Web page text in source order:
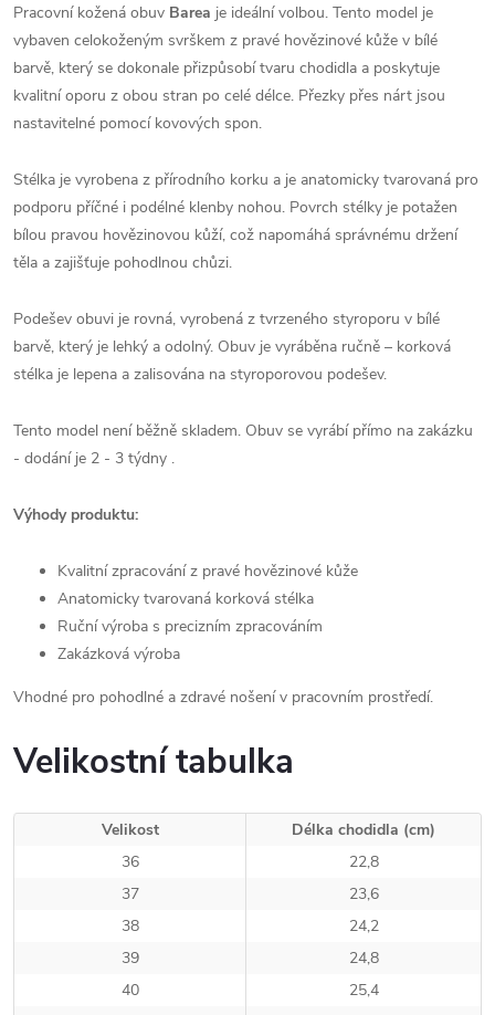
Pracovní kožená obuv Barea je ideální volbou. Tento model je
vybaven celokoženým svrškem z pravé hovězinové kůže v bílé
barvě, který se dokonale přizpůsobí tvaru chodidla a poskytuje
kvalitní oporu z obou stran po celé délce. Přezky přes nárt jsou
nastavitelné pomocí kovových spon.
Stélka je vyrobena z přírodního korku a je anatomicky tvarovaná pro
podporu příčné i podélné klenby nohou. Povrch stélky je potažen
bílou pravou hovězinovou kůží, což napomáhá správnému držení
těla a zajišťuje pohodlnou chůzi.
Podešev obuvi je rovná, vyrobená z tvrzeného styroporu v bílé
barvě, který je lehký a odolný. Obuv je vyráběna ručně – korková
stélka je lepena a zalisována na styroporovou podešev.
Tento model není běžně skladem. Obuv se vyrábí přímo na zakázku
- dodání je 2 - 3 týdny .
Výhody produktu:
Kvalitní zpracování z pravé hovězinové kůže
Anatomicky tvarovaná korková stélka
Ruční výroba s precizním zpracováním
Zakázková výroba
Vhodné pro pohodlné a zdravé nošení v pracovním prostředí.
Velikostní tabulka
Velikost
Délka chodidla (cm)
36
22,8
37
23,6
38
24,2
39
24,8
40
25,4